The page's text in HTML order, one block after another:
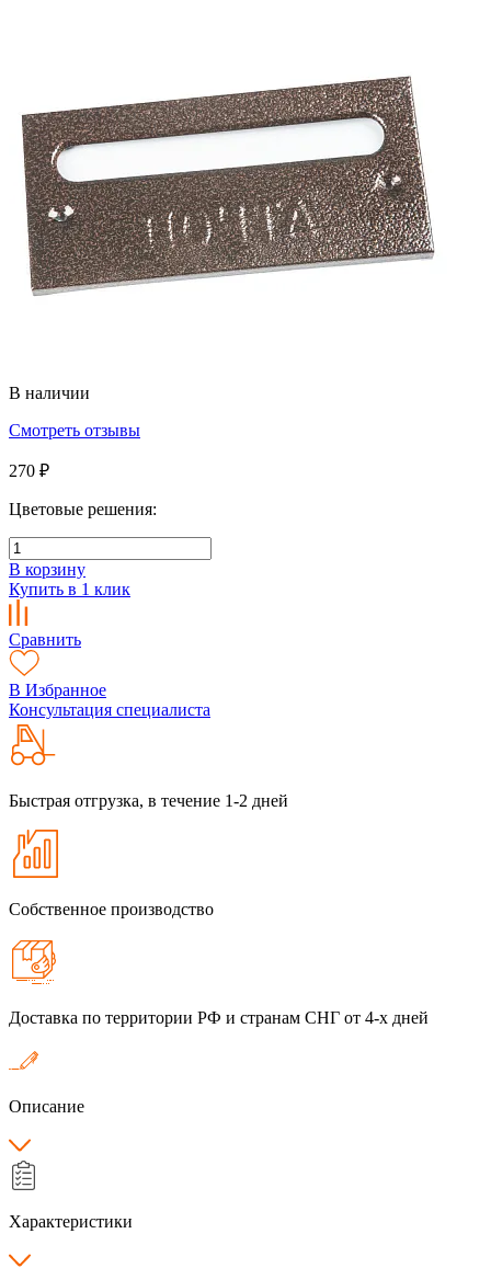
В наличии
Смотреть отзывы
270 ₽
Цветовые решения:
В корзину
Купить в 1 клик
Сравнить
В Избранное
Консультация специалиста
Быстрая отгрузка, в течение 1-2 дней
Собственное производство
Доставка по территории РФ и странам СНГ от 4-х дней
Описание
Характеристики